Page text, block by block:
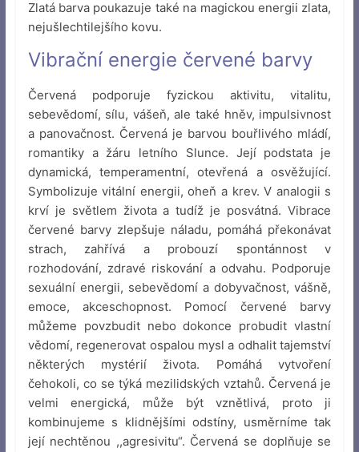
Zlatá barva poukazuje také na magickou energii zlata,
nejušlechtilejšího kovu.
Vibrační energie červené barvy
Červená podporuje fyzickou aktivitu, vitalitu,
sebevědomí, sílu, vášeň, ale také hněv, impulsivnost
a panovačnost. Červená je barvou bouřlivého mládí,
romantiky a žáru letního Slunce. Její podstata je
dynamická, temperamentní, otevřená a osvěžující.
Symbolizuje vitální energii, oheň a krev. V analogii s
krví je světlem života a tudíž je posvátná. Vibrace
červené barvy zlepšuje náladu, pomáhá překonávat
strach, zahřívá a probouzí spontánnost v
rozhodování, zdravé riskování a odvahu. Podporuje
sexuální energii, sebevědomí a dobyvačnost, vášně,
emoce, akceschopnost. Pomocí červené barvy
můžeme povzbudit nebo dokonce probudit vlastní
vědomí, regenerovat ospalou mysl a odhalit tajemství
některých mystérií života. Pomáhá vytvoření
čehokoli, co se týká mezilidských vztahů. Červená je
velmi energická, může být vznětlivá, proto ji
kombinujeme s klidnějšími odstíny, usměrníme tak
její nechtěnou ,,agresivitu“. Červená se doplňuje se